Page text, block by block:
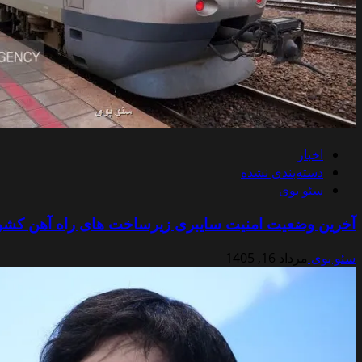
اخبار
دسته‌بندی نشده
سئو بوی
آخرین وضعیت امنیت سایبری زیرساخت های راه آهن
سئو بوی مرداد 16, 1405